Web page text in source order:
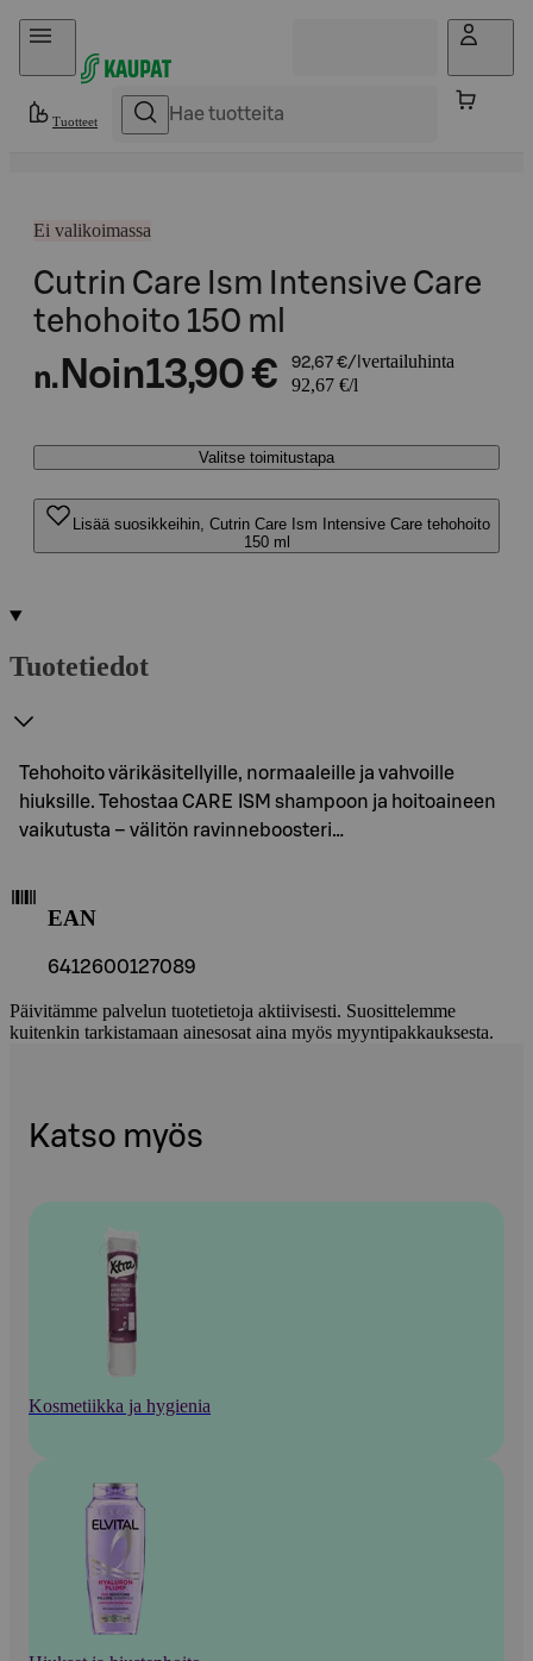
Hyppää sisältöön
Tuotteet
Ei valikoimassa
Cutrin Care Ism Intensive Care
tehohoito 150 ml
n. Noin13,90 € 92,67 €/l vertailuhinta
92,67 €/l
Valitse toimitustapa
Lisää suosikkeihin, Cutrin Care Ism Intensive Care tehohoito
150 ml
Tuotetiedot
Tehohoito värikäsitellyille, normaaleille ja vahvoille
hiuksille. Tehostaa CARE ISM shampoon ja hoitoaineen
vaikutusta – välitön ravinneboosteri…
EAN
6412600127089
Päivitämme palvelun tuotetietoja aktiivisesti. Suosittelemme
kuitenkin tarkistamaan ainesosat aina myös myyntipakkauksesta.
Katso myös
Kosmetiikka ja hygienia